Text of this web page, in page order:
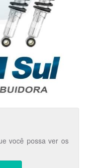
você possa ver os